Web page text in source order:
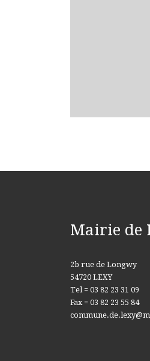
Mairie de
2b rue de Longwy
54720 LEXY
Tel = 03 82 23 31 09
Fax = 03 82 23 55 84